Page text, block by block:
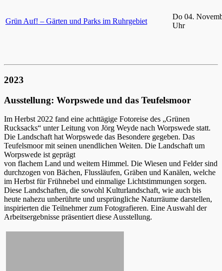
Grün Auf! – Gärten und Parks im Ruhrgebiet
Do 04.
Uhr
2023
Ausstellung: Worpswede und das Teufelsmoor
Im Herbst 2022 fand eine achttägige Fotoreise des „Grünen
Rucksacks“ unter Leitung von Jörg Weyde nach Worpswede statt.
Die Landschaft hat Worpswede das Besondere gegeben. Das
Teufelsmoor mit seinen unendlichen Weiten. Die Landschaft um
Worpswede ist geprägt
von flachem Land und weitem Himmel. Die Wiesen und Felder sind
durchzogen von Bächen, Flussläufen, Gräben und Kanälen, welche
im Herbst für Frühnebel und einmalige Lichtstimmungen sorgen.
Diese Landschaften, die sowohl Kulturlandschaft, wie auch bis
heute nahezu unberührte und ursprüngliche Naturräume darstellen,
inspirierten die Teilnehmer zum Fotografieren. Eine Auswahl der
Arbeitsergebnisse präsentiert diese Ausstellung.